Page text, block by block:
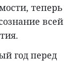
теперь
всей
год перед